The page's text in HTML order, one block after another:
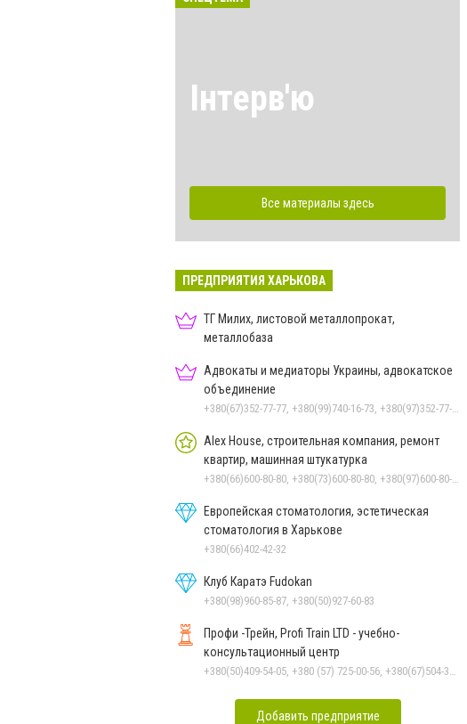
Інтерв'ю
Все материалы здесь
ПРЕДПРИЯТИЯ ХАРЬКОВА
ТГ Милих, листовой металлопрокат,
металлобаза
Адвокаты и медиаторы Украины, адвокатское
объединение
Alex House, строительная компания, ремонт
квартир, машинная штукатурка
Европейская стоматология, эстетическая
стоматология в Харькове
+380(66)402-42-32
Клуб Каратэ Fudokan
+380(98)960-85-87, +380(50)927-60-83
Профи -Трейн, Profi Train LTD - учебно-
консультационный центр
Добавить предприятие